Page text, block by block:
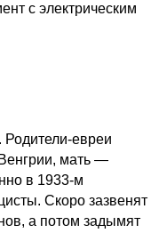
с электрическим
Родители-евреи
мать —
в 1933-м
Скоро зазвенят
а потом задымят